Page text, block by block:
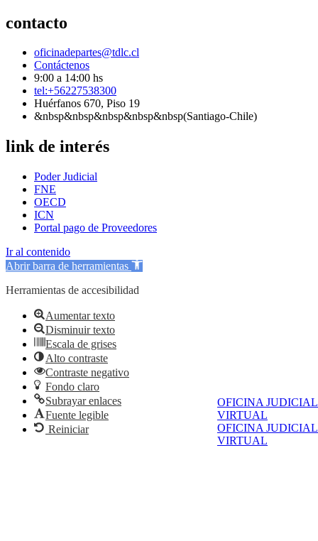
OFICINA JUDICIAL
VIRTUAL
OFICINA JUDICIAL
VIRTUAL
contacto
oficinadepartes@tdlc.cl
Contáctenos
9:00 a 14:00 hs
tel:+56227538300
Huérfanos 670, Piso 19
&nbsp&nbsp&nbsp&nbsp&nbsp(Santiago-Chile)
link de interés
Poder Judicial
FNE
OECD
ICN
Portal pago de Proveedores
Ir al contenido
Abrir barra de herramientas
Herramientas de accesibilidad
Aumentar texto
Disminuir texto
Escala de grises
Alto contraste
Contraste negativo
Fondo claro
Subrayar enlaces
Fuente legible
Reiniciar